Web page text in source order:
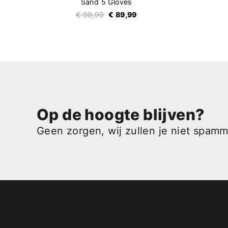
Sand 5 Gloves
€ 99,99 € 89,99
Op de hoogte blijven?
Geen zorgen, wij zullen je niet